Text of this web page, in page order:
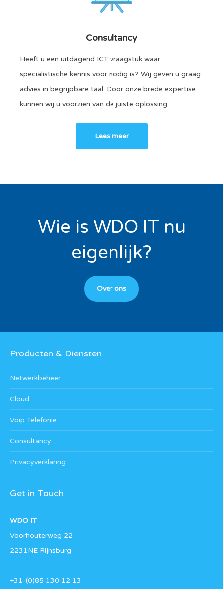
Consultancy
Heeft u een uitdagend ICT vraagstuk waar
specialistische kennis voor nodig is? Wij geven u graag
advies in begrijpbare taal. Door onze brede expertise
kunnen wij u voorzien van de juiste oplossing.
Lees meer
Wie is WDO IT nu
eigenlijk?
Over ons
Producten & Diensten
Netwerkbeheer
Cloud
Voip Telefonie
Consultancy
Privacyverklaring
Get in Touch
WDO IT
Voorhouterweg 22
2231NE Rijnsburg
+31-(0)85 130 12 13